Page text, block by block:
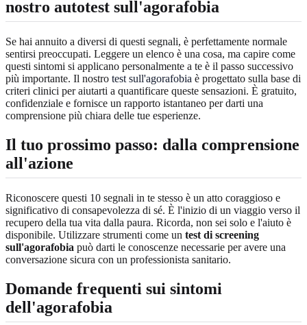
nostro autotest sull'agorafobia
Se hai annuito a diversi di questi segnali, è perfettamente normale
sentirsi preoccupati. Leggere un elenco è una cosa, ma capire come
questi sintomi si applicano personalmente a te è il passo successivo
più importante. Il nostro test sull'agorafobia è progettato sulla base di
criteri clinici per aiutarti a quantificare queste sensazioni. È gratuito,
confidenziale e fornisce un rapporto istantaneo per darti una
comprensione più chiara delle tue esperienze.
Il tuo prossimo passo: dalla comprensione
all'azione
Riconoscere questi 10 segnali in te stesso è un atto coraggioso e
significativo di consapevolezza di sé. È l'inizio di un viaggio verso il
recupero della tua vita dalla paura. Ricorda, non sei solo e l'aiuto è
disponibile. Utilizzare strumenti come un test di screening
sull'agorafobia può darti le conoscenze necessarie per avere una
conversazione sicura con un professionista sanitario.
Domande frequenti sui sintomi
dell'agorafobia